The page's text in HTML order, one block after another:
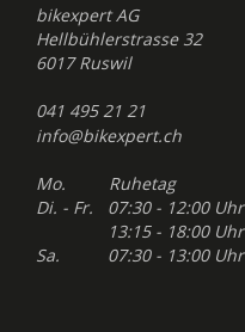
bikexpert AG
Hellbühlerstrasse 32
6017 Ruswil
041 495 21 21
info@bikexpert.ch
Mo. Ruhetag
Di. - Fr. 07:30 - 12:00 Uhr
13:15 - 18:00 Uhr
Sa. 07:30 - 13:00 Uhr